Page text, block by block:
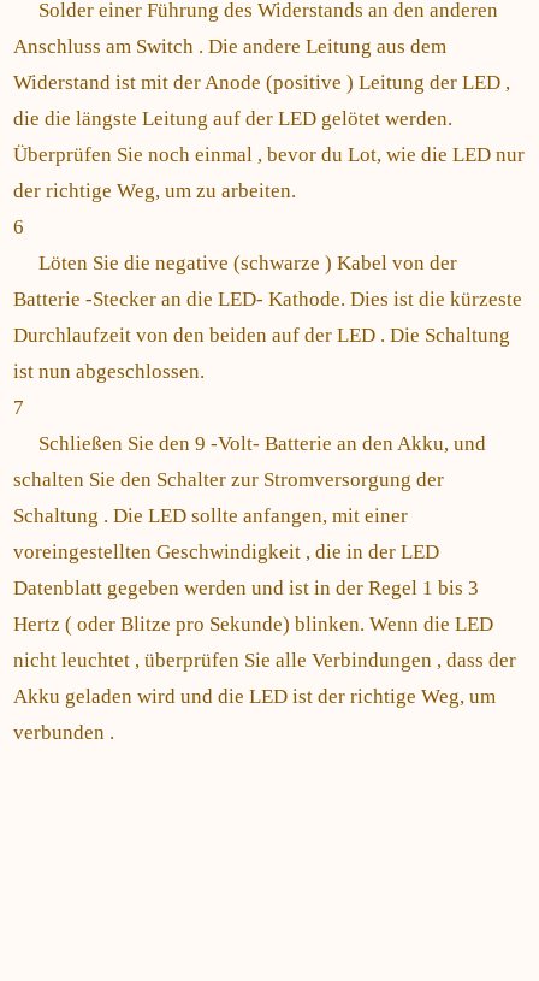
Solder einer Führung des Widerstands an den anderen
Anschluss am Switch . Die andere Leitung aus dem
Widerstand ist mit der Anode (positive ) Leitung der LED ,
die die längste Leitung auf der LED gelötet werden.
Überprüfen Sie noch einmal , bevor du Lot, wie die LED nur
der richtige Weg, um zu arbeiten.
6
Löten Sie die negative (schwarze ) Kabel von der
Batterie -Stecker an die LED- Kathode. Dies ist die kürzeste
Durchlaufzeit von den beiden auf der LED . Die Schaltung
ist nun abgeschlossen.
7
Schließen Sie den 9 -Volt- Batterie an den Akku, und
schalten Sie den Schalter zur Stromversorgung der
Schaltung . Die LED sollte anfangen, mit einer
voreingestellten Geschwindigkeit , die in der LED
Datenblatt gegeben werden und ist in der Regel 1 bis 3
Hertz ( oder Blitze pro Sekunde) blinken. Wenn die LED
nicht leuchtet , überprüfen Sie alle Verbindungen , dass der
Akku geladen wird und die LED ist der richtige Weg, um
verbunden .